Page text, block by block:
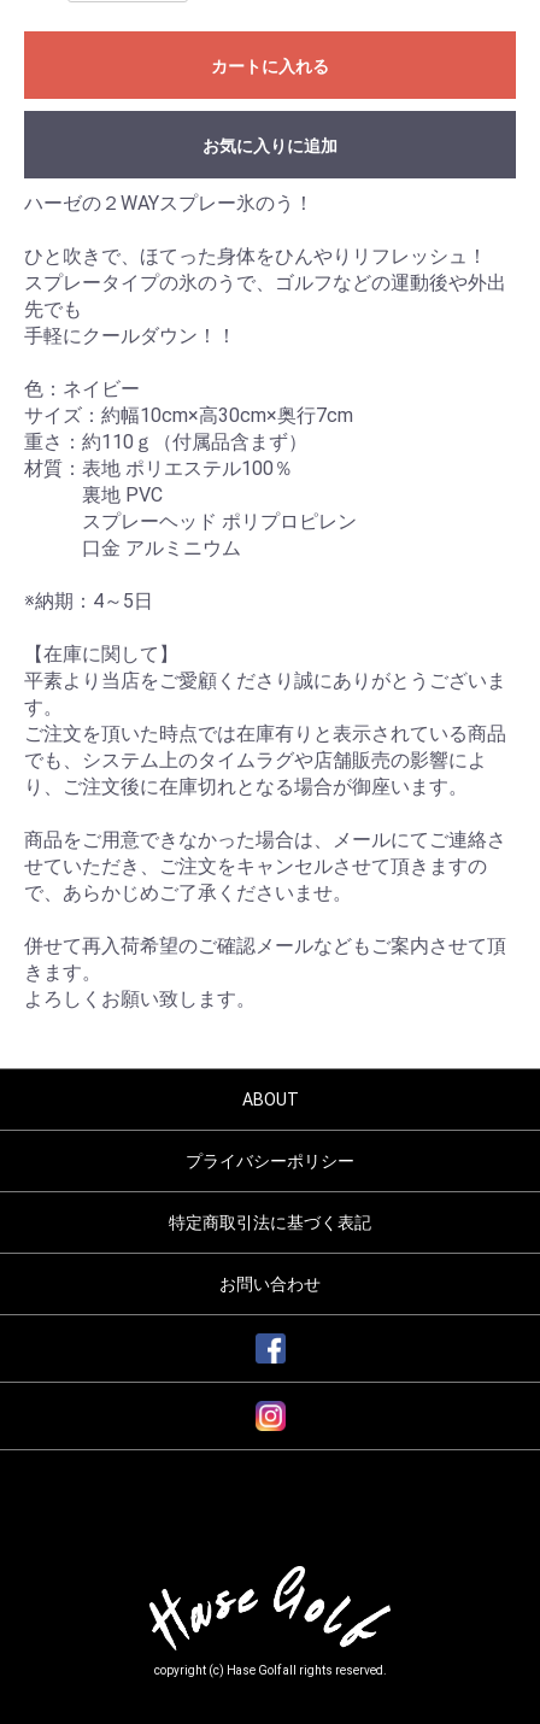
カートに入れる
お気に入りに追加
ハーゼの２WAYスプレー氷のう！
ひと吹きで、ほてった身体をひんやりリフレッシュ！
スプレータイプの氷のうで、ゴルフなどの運動後や外出
先でも
手軽にクールダウン！！
色：ネイビー
サイズ：約幅10cm×高30cm×奥行7cm
重さ：約110ｇ（付属品含まず）
材質：表地 ポリエステル100％
裏地 PVC
スプレーヘッド ポリプロピレン
口金 アルミニウム
※納期：4～5日
【在庫に関して】
平素より当店をご愛顧くださり誠にありがとうございま
す。
ご注文を頂いた時点では在庫有りと表示されている商品
でも、システム上のタイムラグや店舗販売の影響によ
り、ご注文後に在庫切れとなる場合が御座います。
商品をご用意できなかった場合は、メールにてご連絡さ
せていただき、ご注文をキャンセルさせて頂きますの
で、あらかじめご了承くださいませ。
併せて再入荷希望のご確認メールなどもご案内させて頂
きます。
よろしくお願い致します。
ABOUT
プライバシーポリシー
特定商取引法に基づく表記
お問い合わせ
copyright (c) Hase Golf all rights reserved.